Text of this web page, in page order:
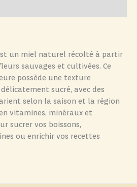
un miel naturel récolté à partir
sauvages et cultivées. Ce
possède une texture
sucré, avec des
selon la saison et la région
vitamines, minéraux et
sucrer vos boissons,
ou enrichir vos recettes